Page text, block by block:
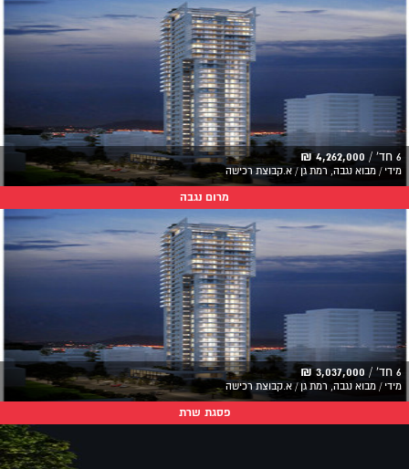
6 חד' / 4,262,000 ₪
מידי / מבוא נגבה, רמת גן / א.קבוצת רכישה
מרום נגבה
6 חד' / 3,037,000 ₪
מידי / מבוא נגבה, רמת גן / א.קבוצת רכישה
פסגת שרת